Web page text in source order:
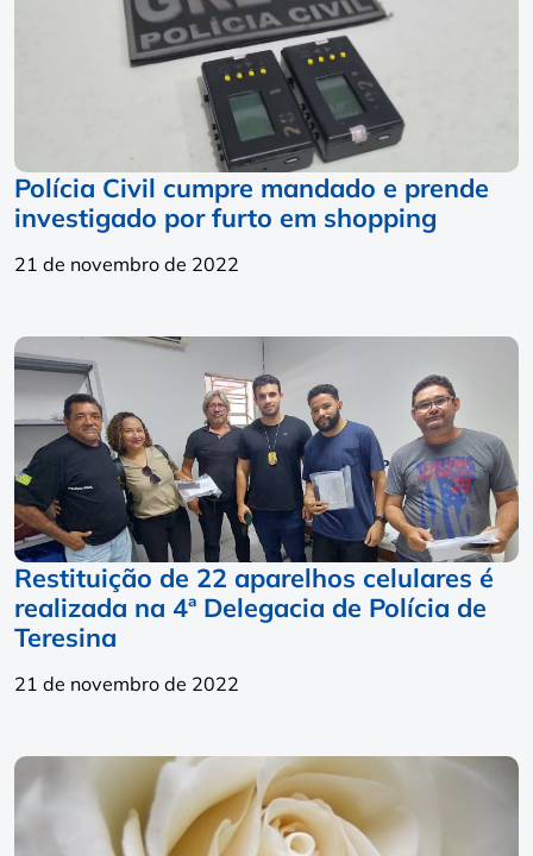
Polícia Civil cumpre mandado e prende
investigado por furto em shopping
21 de novembro de 2022
Restituição de 22 aparelhos celulares é
realizada na 4ª Delegacia de Polícia de
Teresina
21 de novembro de 2022